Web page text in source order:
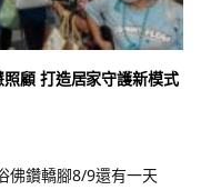
顧 打造居家守護新模式
佛鑽轎腳8/9還有一天